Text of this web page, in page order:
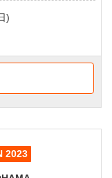
)
2023